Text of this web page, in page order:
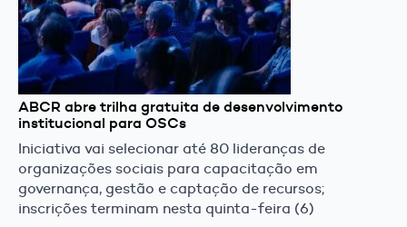
ABCR abre trilha gratuita de desenvolvimento
institucional para OSCs
Iniciativa vai selecionar até 80 lideranças de
organizações sociais para capacitação em
governança, gestão e captação de recursos;
inscrições terminam nesta quinta-feira (6)